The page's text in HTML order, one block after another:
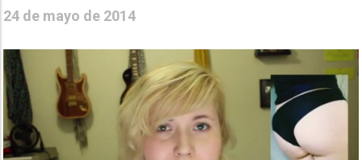
24 de mayo de 2014